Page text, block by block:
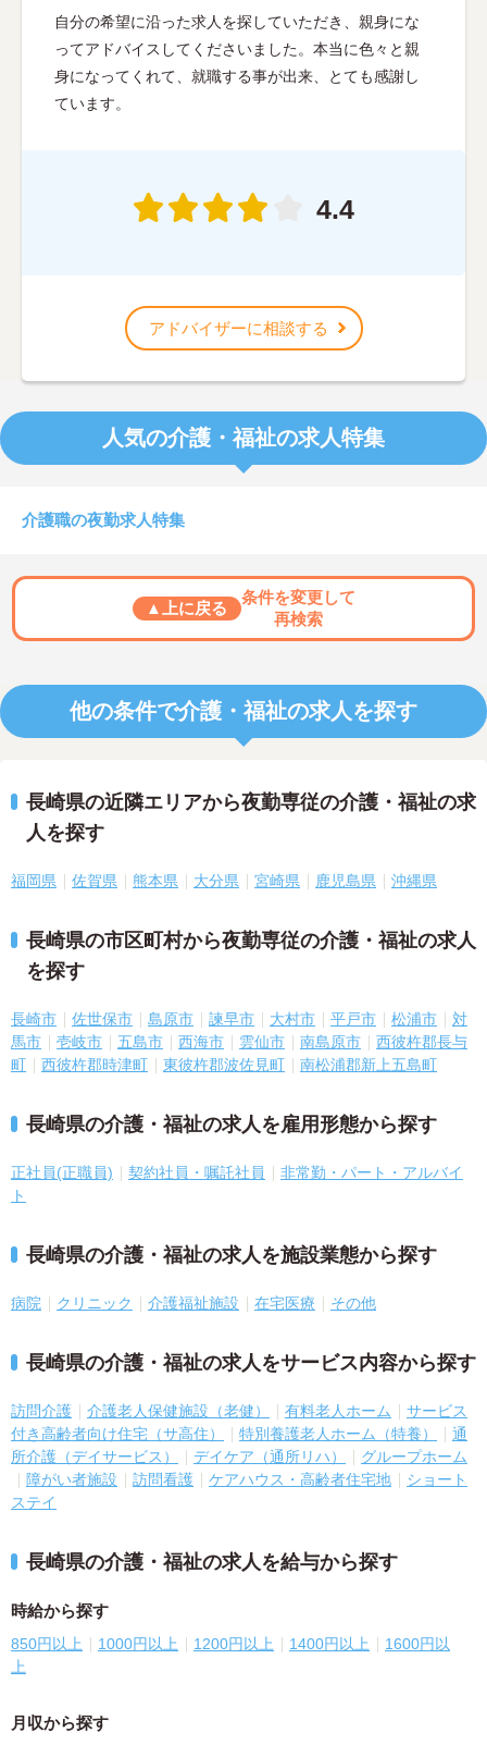
自分の希望に沿った求人を探していただき、親身にな
ってアドバイスしてくださいました。本当に色々と親
身になってくれて、就職する事が出来、とても感謝し
ています。
4.4
アドバイザーに相談する
人気の介護・福祉の求人特集
介護職の夜勤求人特集
▲上に戻る
条件を変更して
再検索
他の条件で介護・福祉の求人を探す
長崎県の近隣エリアから夜勤専従の介護・福祉の求
人を探す
福岡県 佐賀県 熊本県 大分県 宮崎県 鹿児島県 沖縄県
長崎県の市区町村から夜勤専従の介護・福祉の求人
を探す
長崎市 佐世保市 島原市 諫早市 大村市 平戸市 松浦市
対
馬市
壱岐市 五島市 西海市 雲仙市 南島原市
西彼杵郡長与
町
西彼杵郡時津町 東彼杵郡波佐見町 南松浦郡新上五島町
長崎県の介護・福祉の求人を雇用形態から探す
正社員(正職員) 契約社員・嘱託社員
非常勤・パート・アルバイ
ト
長崎県の介護・福祉の求人を施設業態から探す
病院 クリニック 介護福祉施設 在宅医療 その他
長崎県の介護・福祉の求人をサービス内容から探す
訪問介護 介護老人保健施設（老健） 有料老人ホーム
サービス
付き高齢者向け住宅（サ高住）
特別養護老人ホーム（特養）
通
所介護（デイサービス）
デイケア（通所リハ）
グループホーム
障がい者施設
訪問看護 ケアハウス・高齢者住宅地
ショート
ステイ
長崎県の介護・福祉の求人を給与から探す
時給から探す
850円以上 1000円以上 1200円以上 1400円以上
1600円以
上
月収から探す